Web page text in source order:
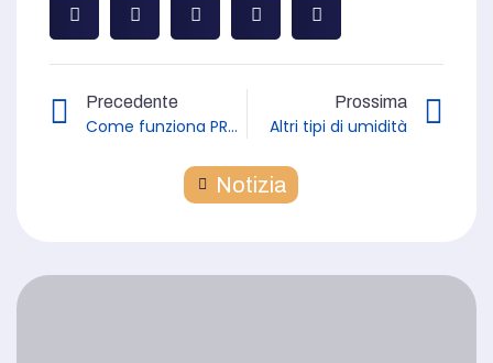
Precedente
Come funziona PROsystem?
Prossima
Altri tipi di umidità
Notizia